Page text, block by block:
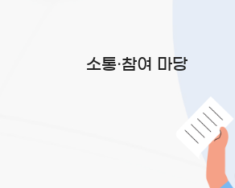
소통·참여 마당